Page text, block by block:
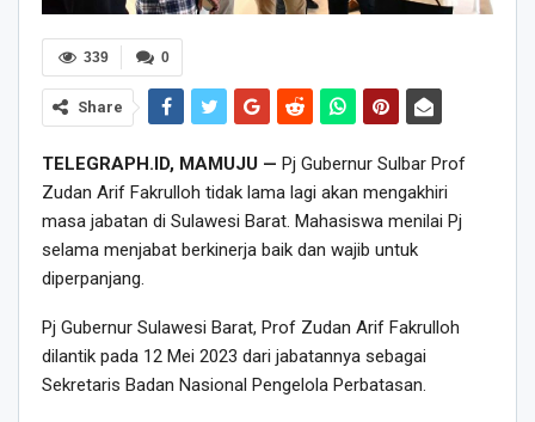
0
339
Share
TELEGRAPH.ID, MAMUJU — Pj Gubernur Sulbar Prof
Zudan Arif Fakrulloh tidak lama lagi akan mengakhiri
masa jabatan di Sulawesi Barat. Mahasiswa menilai Pj
selama menjabat berkinerja baik dan wajib untuk
diperpanjang.
Pj Gubernur Sulawesi Barat, Prof Zudan Arif Fakrulloh
dilantik pada 12 Mei 2023 dari jabatannya sebagai
Sekretaris Badan Nasional Pengelola Perbatasan.